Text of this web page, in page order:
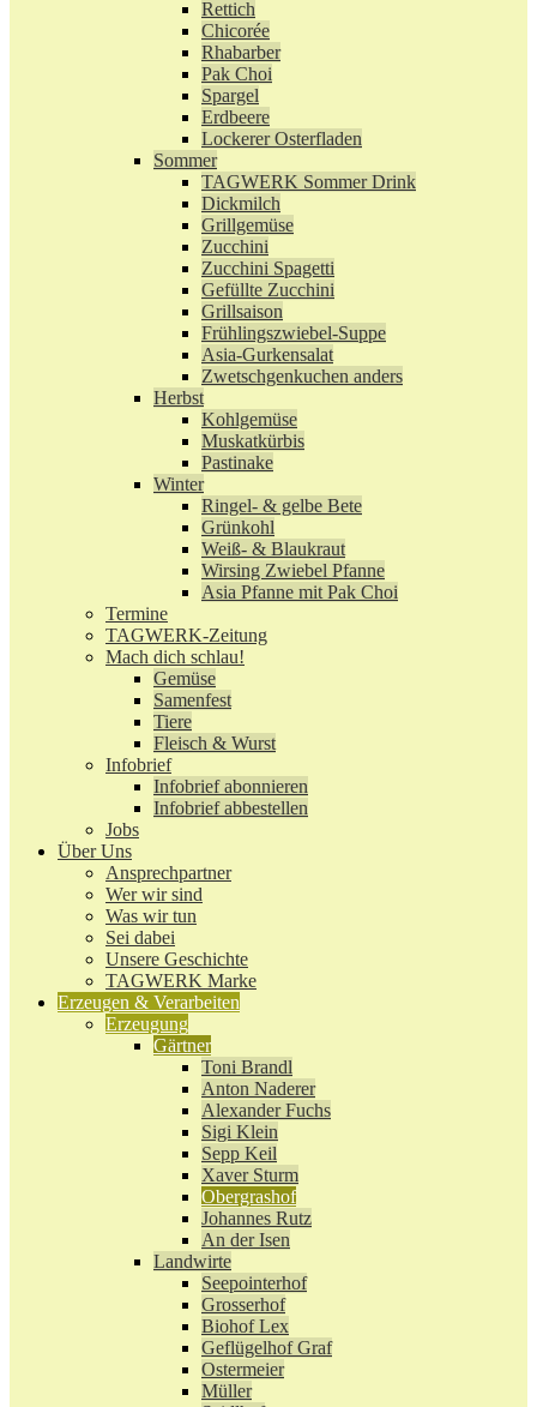
Rettich
Chicorée
Rhabarber
Pak Choi
Spargel
Erdbeere
Lockerer Osterfladen
Sommer
TAGWERK Sommer Drink
Dickmilch
Grillgemüse
Zucchini
Zucchini Spagetti
Gefüllte Zucchini
Grillsaison
Frühlingszwiebel-Suppe
Asia-Gurkensalat
Zwetschgenkuchen anders
Herbst
Kohlgemüse
Muskatkürbis
Pastinake
Winter
Ringel- & gelbe Bete
Grünkohl
Weiß- & Blaukraut
Wirsing Zwiebel Pfanne
Asia Pfanne mit Pak Choi
Termine
TAGWERK-Zeitung
Mach dich schlau!
Gemüse
Samenfest
Tiere
Fleisch & Wurst
Infobrief
Infobrief abonnieren
Infobrief abbestellen
Jobs
Über Uns
Ansprechpartner
Wer wir sind
Was wir tun
Sei dabei
Unsere Geschichte
TAGWERK Marke
Erzeugen & Verarbeiten
Erzeugung
Gärtner
Toni Brandl
Anton Naderer
Alexander Fuchs
Sigi Klein
Sepp Keil
Xaver Sturm
Obergrashof
Johannes Rutz
An der Isen
Landwirte
Seepointerhof
Grosserhof
Biohof Lex
Geflügelhof Graf
Ostermeier
Müller